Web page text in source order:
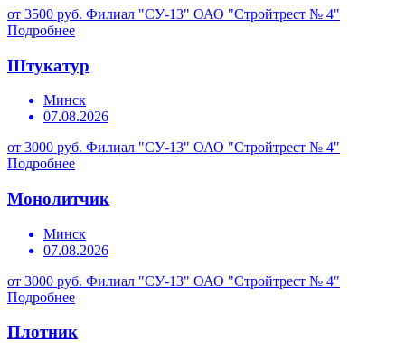
от 3500 руб. Филиал "СУ-13" ОАО "Стройтрест № 4"
Подробнее
Штукатур
Минск
07.08.2026
от 3000 руб. Филиал "СУ-13" ОАО "Стройтрест № 4"
Подробнее
Монолитчик
Минск
07.08.2026
от 3000 руб. Филиал "СУ-13" ОАО "Стройтрест № 4"
Подробнее
Плотник